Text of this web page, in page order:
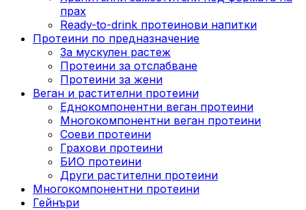
прах
Ready-to-drink протеинови напитки
Протеини по предназначение
За мускулен растеж
Протеини за отслабване
Протеини за жени
Веган и растителни протеини
Еднокомпонентни веган протеини
Многокомпонентни веган протеини
Соеви протеини
Грахови протеини
БИО протеини
Други растителни протеини
Многокомпонентни протеини
Гейнъри